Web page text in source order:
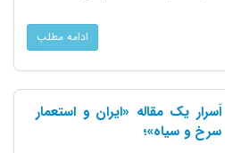
ادامه مطلب
اَسرار یک مقاله «ایران و استعمار
سرخ و سیاه»؛